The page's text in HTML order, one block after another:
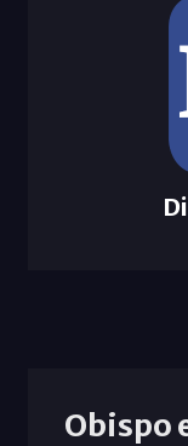
Obispo